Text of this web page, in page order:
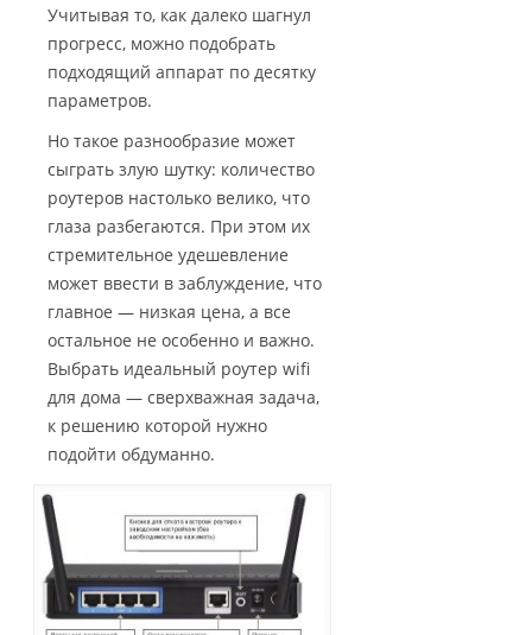
Учитывая то, как далеко шагнул
прогресс, можно подобрать
подходящий аппарат по десятку
параметров.
Но такое разнообразие может
сыграть злую шутку: количество
роутеров настолько велико, что
глаза разбегаются. При этом их
стремительное удешевление
может ввести в заблуждение, что
главное — низкая цена, а все
остальное не особенно и важно.
Выбрать идеальный роутер wifi
для дома — сверхважная задача,
к решению которой нужно
подойти обдуманно.